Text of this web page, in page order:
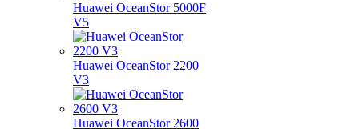
Huawei OceanStor 5000F
V5
Huawei OceanStor 2200
V3
Huawei OceanStor 2600